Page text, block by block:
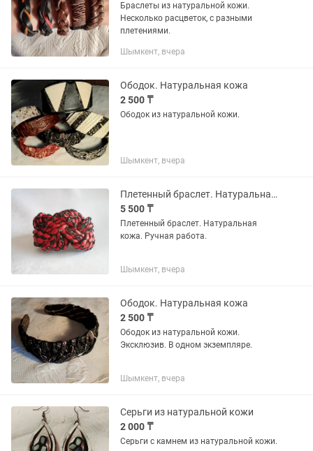
Браслеты из натуральной кожи.
Несколько расцветок, с разными
плетениями.
Шымкент, вчера
Ободок. Натуральная кожа
2 500 ₸
Ободок из натуральной кожи.
Шымкент, вчера
Плетенный браслет. Натуральная кожа.
5 500 ₸
Плетенный браслет. Натуральная
кожа. Ручная работа.
Шымкент, вчера
Ободок. Натуральная кожа
2 500 ₸
Ободок из натуральной кожи.
Эксклюзив. В одном экземпляре.
Шымкент, вчера
Серьги из натуральной кожи
2 000 ₸
Серьги с камнем из натуральной кожи.